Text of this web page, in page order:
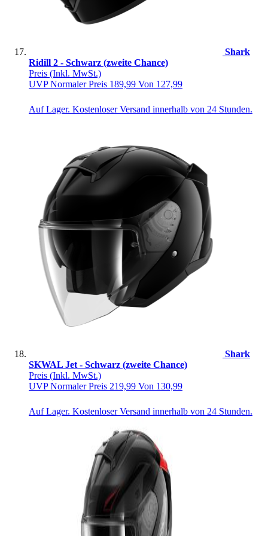
Shark
Ridill 2 - Schwarz (zweite Chance)
Preis (Inkl. MwSt.)
UVPNormaler Preis 189,99 Von 127,99
Auf Lager. Kostenloser Versand innerhalb von 24 Stunden.
Shark
SKWAL Jet - Schwarz (zweite Chance)
Preis (Inkl. MwSt.)
UVPNormaler Preis 219,99 Von 130,99
Auf Lager. Kostenloser Versand innerhalb von 24 Stunden.